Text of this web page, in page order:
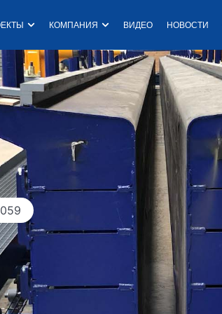
Open Проекты
КОМПАНИЯ Open Компания
ВИДЕО НОВОСТИ